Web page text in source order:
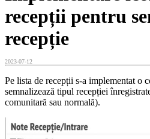
recepții pentru
recepție
2023-07-12
Pe lista de recepții s-a implementat o
semnalizează tipul recepției
comunitară sau normală).